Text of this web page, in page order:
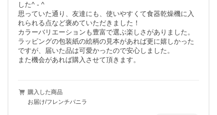
した^ - ^
思っていた通り、友達にも、使いやすくて食器乾燥機に入
れられる点など褒めていただきました！
カラーバリエーションも豊富で選ぶ楽しさがありました。
ラッピングの包装紙の絵柄の見本があれば更に嬉しかった
ですが、届いた品は可愛かったので安心しました。
また機会があれば購入させて頂きます。
購入した商品
お届け/フレンチバニラ